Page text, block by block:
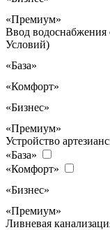
«Премиум»
Ввод водоснабжения
Условий)
«База»
«Комфорт»
«Бизнес»
«Премиум»
Устройство
«База»
«Комфорт»
«Бизнес»
«Премиум»
Ливневая